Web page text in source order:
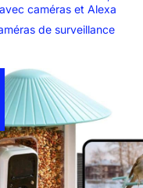
caméras et Alexa
de surveillance